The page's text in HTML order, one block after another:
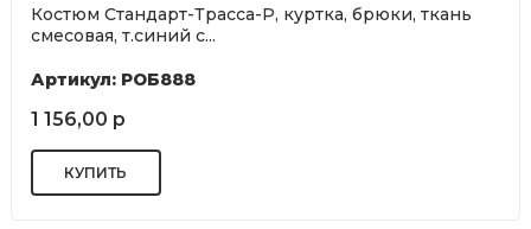
Костюм Стандарт-Трасса-Р, куртка, брюки, ткань
смесовая, т.синий с...
Артикул: РОБ888
1 156,00 р